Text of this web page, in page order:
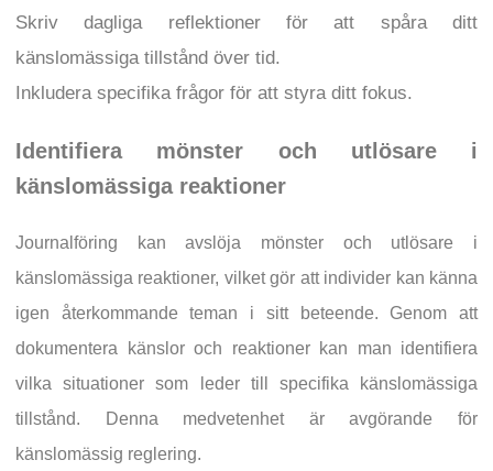
Skriv dagliga reflektioner för att spåra ditt
känslomässiga tillstånd över tid.
Inkludera specifika frågor för att styra ditt fokus.
Identifiera mönster och utlösare i
känslomässiga reaktioner
Journalföring kan avslöja mönster och utlösare i
känslomässiga reaktioner, vilket gör att individer kan känna
igen återkommande teman i sitt beteende. Genom att
dokumentera känslor och reaktioner kan man identifiera
vilka situationer som leder till specifika känslomässiga
tillstånd. Denna medvetenhet är avgörande för
känslomässig reglering.